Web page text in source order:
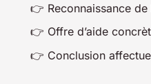
👉 Reconnaissance
👉 Offre d’aide
👉 Conclusion